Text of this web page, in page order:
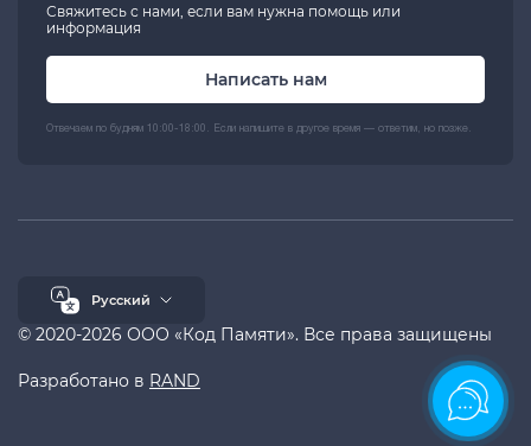
Свяжитесь с нами, если вам нужна помощь или
информация
Написать нам
Отвечаем по будням 10:00-18:00. Если напишите в другое время — ответим, но позже.
© 2020-2026 ООО «Код Памяти». Все права защищены
Разработано в RAND
Русский